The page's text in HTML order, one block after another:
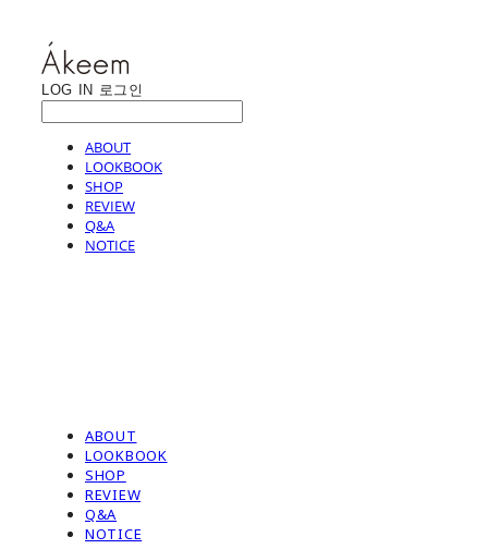
LOG IN 로그인
ABOUT
LOOKBOOK
SHOP
REVIEW
Q&A
NOTICE
ABOUT
LOOKBOOK
SHOP
REVIEW
Q&A
NOTICE